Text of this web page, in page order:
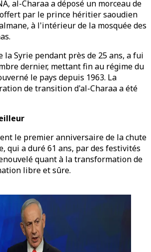
al-Charaa a déposé un morceau de
par le prince héritier saoudien
à l'intérieur de la mosquée des
la Syrie pendant près de 25 ans, a fui
dernier, mettant fin au régime du
le pays depuis 1963. La
de transition d'al-Charaa a été
le premier anniversaire de la chute
qui a duré 61 ans, par des festivités
quant à la transformation de
libre et sûre.